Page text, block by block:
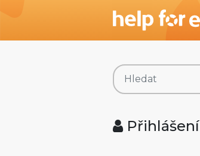
Přihlášení